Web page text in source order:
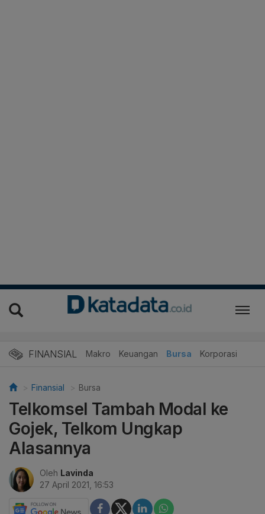
FINANSIAL Makro Keuangan Bursa Korporasi
Finansial Bursa
Telkomsel Tambah Modal ke
Gojek, Telkom Ungkap
Alasannya
Oleh Lavinda
27 April 2021, 16:53